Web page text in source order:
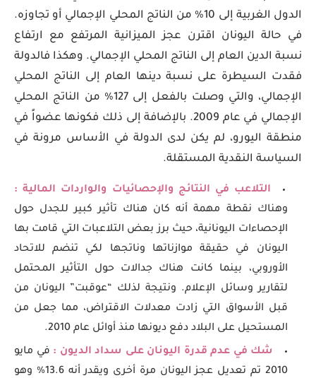
الدول الغربية إلى 10% من الناتج المحلي الإجمالي أو تجاوزه.
في حالة اليونان اقترن عجز الميزانية المرتفع مع ارتفاع
نسبة الدين العام إلى الناتج المحلي الإجمالي. وهكذا فالدولة
فقدت السيطرة على نسبة دينها العام إلى الناتج المحلي
الإجمالي، والتي وصلت بالفعل إلى 127% من الناتج المحلي
الإجمالي في عام 2009. بالإضافة إلى ذلك فكونها عضواً في
منطقة اليورو، لم يكن لدى الدولة في الأساس مرونة في
السياسة النقدية المستقلة.
التلاعب في النتائج والإحصائيات والواردات المالية :
وهناك نقطة مهمة أنه كان هناك تأثير كبير للجدل حول
الإحصاءات اليونانية، حيث برز بعض التلاعبات التي قامت بها
اليونان في حقيقة موازناتها وناتجها لكي تنضم للاتحاد
الأوروبي، بينما كانت هناك جدالات حول التأثير المحتمل
لتقارير وسائل الإعلام. ونتيجة لذلك “عوقبت” اليونان من
قبل الأسواق التي زادت معدلات الاقتراض، مما جعل من
المستحيل على البلاد دفع ديونها منذ أوائل عام 2010.
شك في عدم قدرة اليونان على سداد الديون : في مايو
2010 تم تعديل عجز اليونان مرة أخرى ويقدر أنه 13.6% وهو